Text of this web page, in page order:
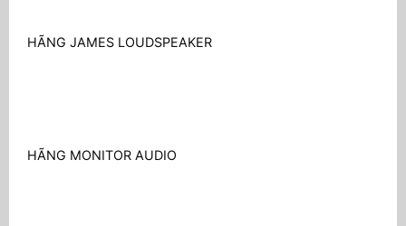
HÃNG JAMES LOUDSPEAKER
HÃNG MONITOR AUDIO